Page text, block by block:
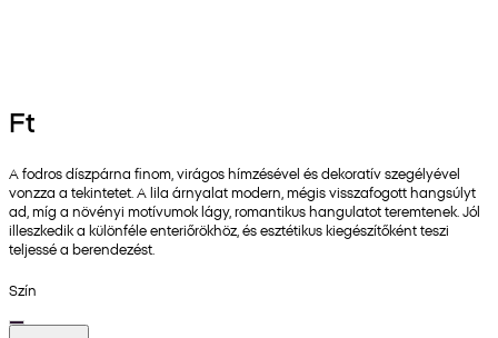
Ft
A fodros díszpárna finom, virágos hímzésével és dekoratív szegélyével
vonzza a tekintetet. A lila árnyalat modern, mégis visszafogott hangsúlyt
ad, míg a növényi motívumok lágy, romantikus hangulatot teremtenek. Jól
illeszkedik a különféle enteriőrökhöz, és esztétikus kiegészítőként teszi
teljessé a berendezést.
Szín